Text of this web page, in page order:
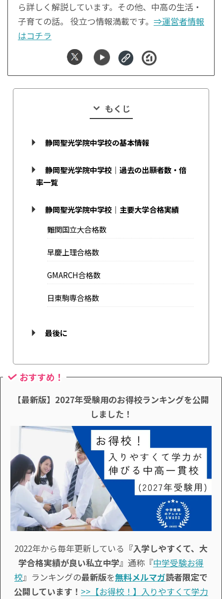
ら詳しく解説しています。その他、中高の生活・
子育ての話。 役立つ情報満載です。 ⇒運営者情報
はコチラ
もくじ
静岡聖光学院中学校の基本情報
静岡聖光学院中学校｜過去の出願者数・倍
率一覧
静岡聖光学院中学校｜主要大学合格実績
難関国立大合格数
早慶上理合格数
GMARCH合格数
日東駒専合格数
最後に
おすすめ！
【最新版】2027年受験用のお得校ランキングを公開
しました！
2022年から毎年更新している 『入学しやすくて、大
学合格実績が良い私立中学』 通称『中学受験お得
校』ランキングの最新版を無料メルマガ読者限定で
公開しています！ >>【お得校！】入りやすくて学力